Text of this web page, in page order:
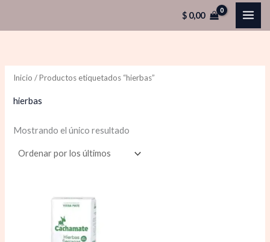
$0,00
Inicio / Productos etiquetados “hierbas”
hierbas
Mostrando el único resultado